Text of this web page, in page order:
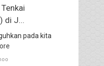
di J...
pada kita